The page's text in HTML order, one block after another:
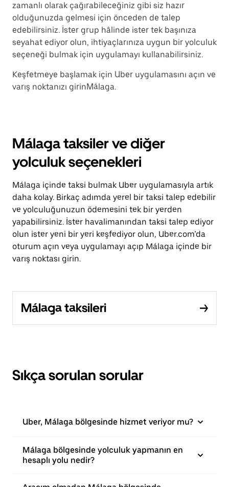
zamanlı olarak çağırabileceğiniz gibi siz hazır
olduğunuzda gelmesi için önceden de talep
edebilirsiniz. İster grup hâlinde ister tek başınıza
seyahat ediyor olun, ihtiyaçlarınıza uygun bir yolculuk
seçeneği bulmak için uygulamayı kullanabilirsiniz.
Keşfetmeye başlamak için Uber uygulamasını açın ve
varış noktanızı girinMálaga.
Málaga taksiler ve diğer
yolculuk seçenekleri
Málaga içinde taksi bulmak Uber uygulamasıyla artık
daha kolay. Birkaç adımda yerel bir taksi talep edebilir
ve yolculuğunuzun ödemesini tek bir yerden
yapabilirsiniz. İster havalimanından taksi talep ediyor
olun ister yeni bir yeri keşfediyor olun, Uber.com’da
oturum açın veya uygulamayı açıp Málaga içinde bir
varış noktası girin.
Málaga taksileri
Sıkça sorulan sorular
Uber, Málaga bölgesinde hizmet veriyor mu?
Málaga bölgesinde yolculuk yapmanın en
hesaplı yolu nedir?